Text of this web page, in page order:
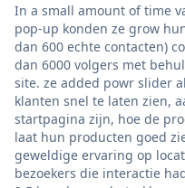
In a small amount of time
pop-up konden ze grow
dan 600 echte contacten)
dan 6000 volgers met
site. ze added powr slider
klanten snel te laten zien,
startpagina zijn, hoe de
laat hun producten goed
geweldige ervaring op
bezoekers die interactie